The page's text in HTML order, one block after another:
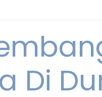
Di